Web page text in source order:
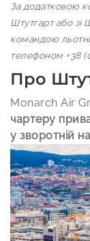
За додатковою
Штутгарт або зі
командою
телефоном +38
Про
Monarch Air
чартеру
у зворотній